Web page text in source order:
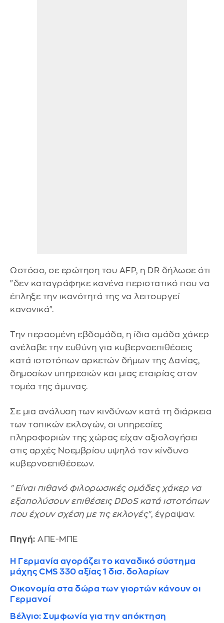
Ωστόσο, σε ερώτηση του AFP, η DR δήλωσε ότι
"δεν καταγράφηκε κανένα περιστατικό που να
έπληξε την ικανότητά της να λειτουργεί
κανονικά".
Την περασμένη εβδομάδα, η ίδια ομάδα χάκερ
ανέλαβε την ευθύνη για κυβερνοεπιθέσεις
κατά ιστοτόπων αρκετών δήμων της Δανίας,
δημοσίων υπηρεσιών και μιας εταιρίας στον
τομέα της άμυνας.
Σε μια ανάλυση των κινδύνων κατά τη διάρκεια
των τοπικών εκλογών, οι υπηρεσίες
πληροφοριών της χώρας είχαν αξιολογήσει
στις αρχές Νοεμβρίου υψηλό τον κίνδυνο
κυβερνοεπιθέσεων.
"Είναι πιθανό φιλορωσικές ομάδες χάκερ να
εξαπολύσουν επιθέσεις DDoS κατά ιστοτόπων
που έχουν σχέση με τις εκλογές", έγραψαν.
Πηγή: ΑΠΕ-ΜΠΕ
Η Γερμανία αγοράζει το καναδικό σύστημα
μάχης CMS 330 αξίας 1 δισ. δολαρίων
Οικονομία στα δώρα των γιορτών κάνουν οι
Γερμανοί
Βέλγιο: Συμφωνία για την απόκτηση